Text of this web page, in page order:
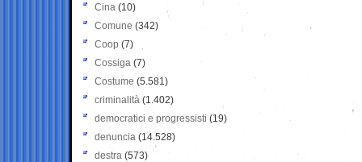
Cina (10)
Comune (342)
Coop (7)
Cossiga (7)
Costume (5.581)
criminalità (1.402)
democratici e progressisti (19)
denuncia (14.528)
destra (573)